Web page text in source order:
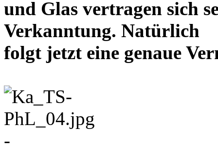
und Glas vertragen sich
Verkanntung. Natürlich
folgt jetzt eine genaue
-